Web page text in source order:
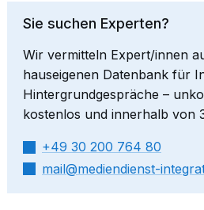
Sie suchen Experten?
Wir vermitteln Expert/innen
hauseigenen Datenbank für
Hintergrundgespräche –
kostenlos und innerhalb von
+49 30 200 764 80
mail​
mediendienst-